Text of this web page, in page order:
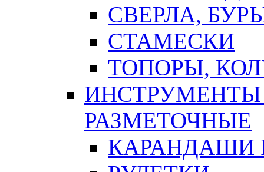
СВЕРЛА,
СТАМЕСКИ
ТОПОРЫ,
ИНСТРУМЕНТЫ
РАЗМЕТОЧНЫЕ
КАРАНДАШИ